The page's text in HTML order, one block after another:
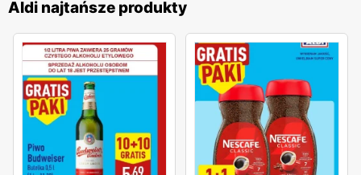
Rzodkiewki w cenie 2,49 zł taniej o 17%, Napój gazowany
River w cenie 1,99 zł taniej o 21%, Ice tea River w cenie
2,69 zł taniej o 23%, Lody Koral w cenie 1,99 zł taniej o
31%, Kiwi w cenie 1,59 zł taniej o 37%, Bukiet surówek
Daylicious w cenie 3,49 zł taniej o 23%, Chusteczki
Mamia w cenie 4,79 zł taniej o 21%, Kefir Krasnystaw w
Aldi najtańsze produkty